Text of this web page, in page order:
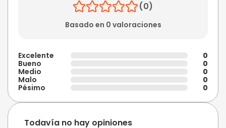
(0)
Basado en 0 valoraciones
Excelente
0
Bueno
0
Medio
0
Malo
0
Pésimo
0
Todavía no hay opiniones